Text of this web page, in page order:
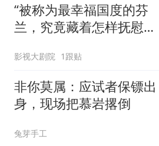
“被称为最幸福国度的芬
兰，究竟藏着怎样抚慰人
影视大剧院 1跟贴
非你莫属：应试者保镖出
身，现场把慕岩撂倒
兔芽手工